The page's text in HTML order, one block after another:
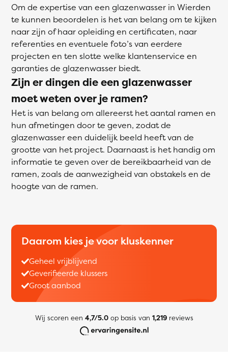
Om de expertise van een glazenwasser in Wierden
te kunnen beoordelen is het van belang om te kijken
naar zijn of haar opleiding en certificaten, naar
referenties en eventuele foto’s van eerdere
projecten en ten slotte welke klantenservice en
garanties de glazenwasser biedt.
Zijn er dingen die een glazenwasser
moet weten over je ramen?
Het is van belang om allereerst het aantal ramen en
hun afmetingen door te geven, zodat de
glazenwasser een duidelijk beeld heeft van de
grootte van het project. Daarnaast is het handig om
informatie te geven over de bereikbaarheid van de
ramen, zoals de aanwezigheid van obstakels en de
hoogte van de ramen.
Daarom kies je voor kluskenner
Geheel vrijblijvend
Geverifieerde klussers
Groot aanbod
Wij scoren een 4,7/5.0op basis van 1,219reviews